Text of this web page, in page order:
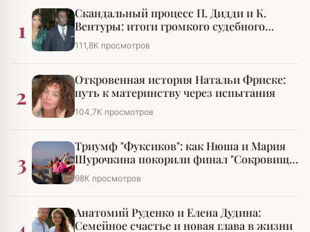
1
Скандальный процесс П. Дидди и К.
Вентуры: итоги громкого судебного
разбирательства
111,8К просмотров
2
Откровенная история Натальи Фриске:
путь к материнству через испытания
104,7К просмотров
3
Триумф "Фуксиков": как Нюша и Мария
Шурочкина покорили финал "Сокровищ
императора"
98К просмотров
Анатомий Руденко и Елена Дудина:
Семейное счастье и новая глава в жизни